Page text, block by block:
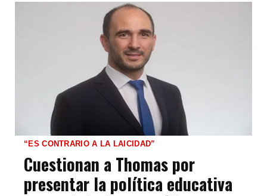
“ES CONTRARIO A LA LAICIDAD”
Cuestionan a Thomas por
presentar la política educativa